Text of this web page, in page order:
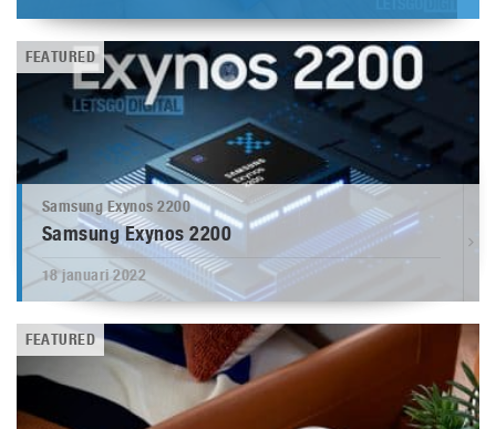
FEATURED
Samsung Exynos 2200
Samsung Exynos 2200
18 januari 2022
FEATURED